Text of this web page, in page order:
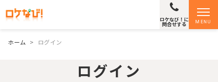
MENU
ロケなび！に
問合せする
ホーム > ログイン
ログイン